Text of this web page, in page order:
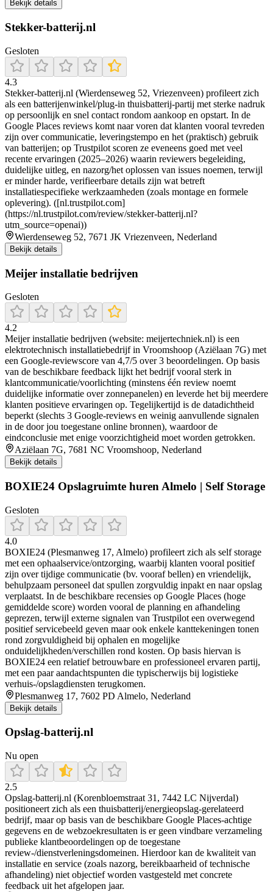
Bekijk details
Stekker-batterij.nl
Gesloten
4.3
Stekker-batterij.nl (Wierdenseweg 52, Vriezenveen) profileert zich
als een batterijenwinkel/plug-in thuisbatterij-partij met sterke nadruk
op persoonlijk en snel contact rondom aankoop en opstart. In de
Google Places reviews komt naar voren dat klanten vooral tevreden
zijn over communicatie, leveringstempo en het (praktisch) gebruik
van batterijen; op Trustpilot scoren ze eveneens goed met veel
recente ervaringen (2025–2026) waarin reviewers begeleiding,
duidelijke uitleg, en nazorg/het oplossen van issues noemen, terwijl
er minder harde, verifieerbare details zijn wat betreft
installatiespecifieke werkzaamheden (zoals montage en formele
oplevering). ([nl.trustpilot.com]
(https://nl.trustpilot.com/review/stekker-batterij.nl?
utm_source=openai))
Wierdenseweg 52, 7671 JK Vriezenveen, Nederland
Bekijk details
Meijer installatie bedrijven
Gesloten
4.2
Meijer installatie bedrijven (website: meijertechniek.nl) is een
elektrotechnisch installatiebedrijf in Vroomshoop (Aziëlaan 7G) met
een Google-reviewscore van 4,7/5 over 3 beoordelingen. Op basis
van de beschikbare feedback lijkt het bedrijf vooral sterk in
klantcommunicatie/voorlichting (minstens één review noemt
duidelijke informatie over zonnepanelen) en leverde het bij meerdere
klanten positieve ervaringen op. Tegelijkertijd is de datadichtheid
beperkt (slechts 3 Google-reviews en weinig aanvullende signalen
in de door jou toegestane online bronnen), waardoor de
eindconclusie met enige voorzichtigheid moet worden getrokken.
Aziëlaan 7G, 7681 NC Vroomshoop, Nederland
Bekijk details
BOXIE24 Opslagruimte huren Almelo | Self Storage
Gesloten
4.0
BOXIE24 (Plesmanweg 17, Almelo) profileert zich als self storage
met een ophaalservice/ontzorging, waarbij klanten vooral positief
zijn over tijdige communicatie (bv. vooraf bellen) en vriendelijk,
behulpzaam personeel dat spullen zorgvuldig inpakt en naar opslag
verplaatst. In de beschikbare recensies op Google Places (hoge
gemiddelde score) worden vooral de planning en afhandeling
geprezen, terwijl externe signalen van Trustpilot een overwegend
positief servicebeeld geven maar ook enkele kanttekeningen tonen
rond zorgvuldigheid bij ophalen en mogelijke
onduidelijkheden/verschillen rond kosten. Op basis hiervan is
BOXIE24 een relatief betrouwbare en professioneel ervaren partij,
met een paar aandachtspunten die typischerwijs bij logistieke
verhuis-/opslagdiensten terugkomen.
Plesmanweg 17, 7602 PD Almelo, Nederland
Bekijk details
Opslag-batterij.nl
Nu open
2.5
Opslag-batterij.nl (Korenbloemstraat 31, 7442 LC Nijverdal)
positioneert zich als een thuisbatterij/energieopslag-gerelateerd
bedrijf, maar op basis van de beschikbare Google Places-achtige
gegevens en de webzoekresultaten is er geen vindbare verzameling
publieke klantbeoordelingen op de toegestane
review-/dienstverleningsdomeinen. Hierdoor kan de kwaliteit van
installatie en service (zoals nazorg, bereikbaarheid of technische
afhandeling) niet objectief worden vastgesteld met concrete
feedback uit het afgelopen jaar.